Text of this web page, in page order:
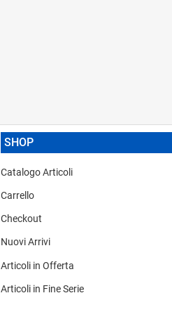
SHOP
Catalogo Articoli
Carrello
Checkout
Nuovi Arrivi
Articoli in Offerta
Articoli in Fine Serie